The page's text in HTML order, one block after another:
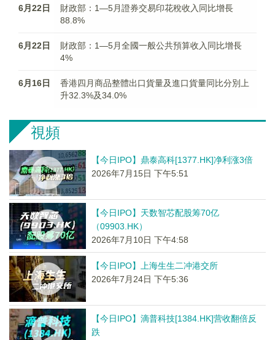
6月22日
財政部：1—5月證券交易印花稅收入同比增長
88.8%
6月22日
財政部：1—5月全國一般公共預算收入同比增長
4%
6月16日
香港四月商品整體出口貨量及進口貨量同比分別上
升32.3%及34.0%
視頻
【今日IPO】鼎泰高科[1377.HK]净利涨3倍
2026年7月15日 下午5:51
【今日IPO】天数智芯配股筹70亿
（09903.HK）
2026年7月10日 下午4:58
【今日IPO】上海生生二冲港交所
2026年7月24日 下午5:36
【今日IPO】滴普科技[1384.HK]营收翻倍反
跌